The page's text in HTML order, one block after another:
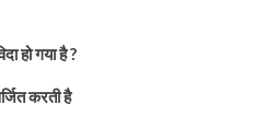
हो गया है ?
करती है